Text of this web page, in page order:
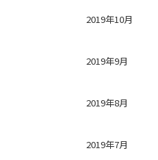
2019年10月
2019年9月
2019年8月
2019年7月